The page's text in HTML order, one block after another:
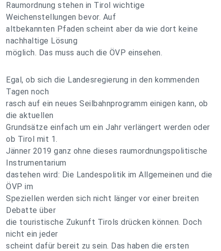
Raumordnung stehen in Tirol wichtige
Weichenstellungen bevor. Auf
altbekannten Pfaden scheint aber da wie dort keine
nachhaltige Lösung
möglich. Das muss auch die ÖVP einsehen.
Egal, ob sich die Landesregierung in den kommenden
Tagen noch
rasch auf ein neues Seilbahnprogramm einigen kann, ob
die aktuellen
Grundsätze einfach um ein Jahr verlängert werden oder
ob Tirol mit 1.
Jänner 2019 ganz ohne dieses raumordnungspolitische
Instrumentarium
dastehen wird: Die Landespolitik im Allgemeinen und die
ÖVP im
Speziellen werden sich nicht länger vor einer breiten
Debatte über
die touristische Zukunft Ti­rols drücken können. Doch
nicht ein jeder
scheint dafür bereit zu sein. Das haben die ersten